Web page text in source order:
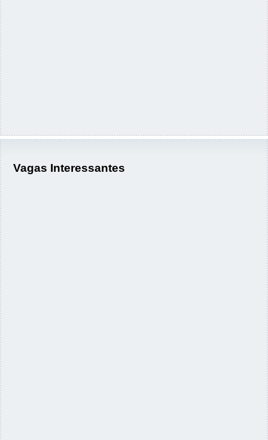
Vagas Interessantes